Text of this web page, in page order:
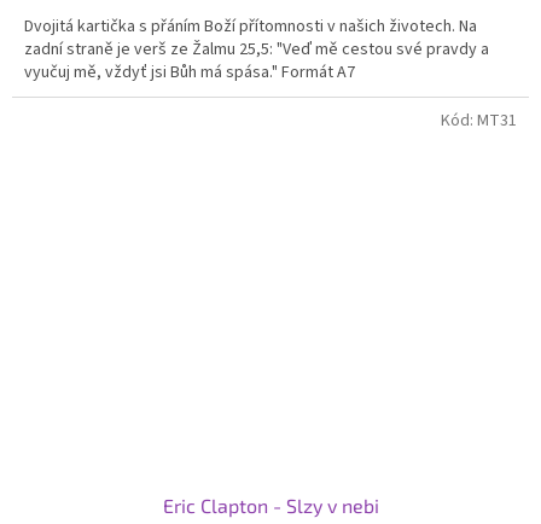
Dvojitá kartička s přáním Boží přítomnosti v našich životech. Na
zadní straně je verš ze Žalmu 25,5: "Veď mě cestou své pravdy a
vyučuj mě, vždyť jsi Bůh má spása." Formát A7
Eric Clapton - Slzy v nebi
Kód: MT31